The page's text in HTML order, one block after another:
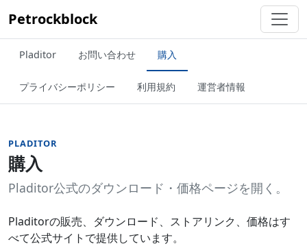
Petrockblock
Pladitor お問い合わせ 購入
プライバシーポリシー 利用規約 運営者情報
PLADITOR
購入
Pladitor公式のダウンロード・価格ページを開く。
Pladitorの販売、ダウンロード、ストアリンク、価格はす
べて公式サイトで提供しています。